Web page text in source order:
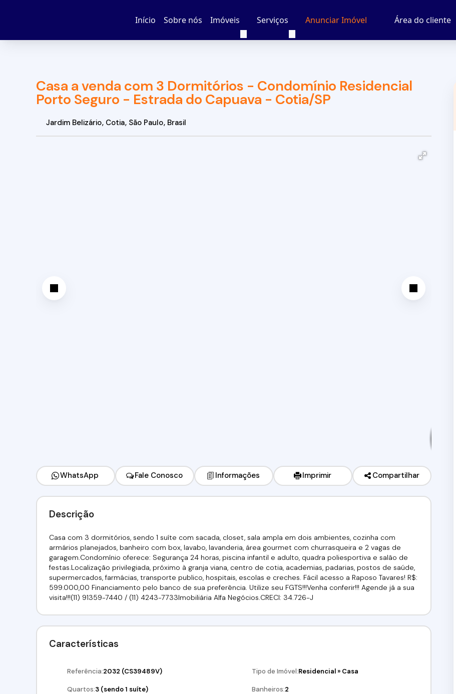
Área do cliente
Anunciar Imóvel
Serviços
Imóveis
Sobre nós
Início
Casa a venda com 3 Dormitórios - Condomínio Residencial
Porto Seguro - Estrada do Capuava - Cotia/SP
Jardim Belizário, Cotia, São Paulo, Brasil
WhatsApp Fale Conosco Informações Imprimir Compartilhar
Descrição
Casa com 3 dormitórios, sendo 1 suíte com sacada, closet, sala ampla em dois ambientes, cozinha com
armários planejados, banheiro com box, lavabo, lavanderia, área gourmet com churrasqueira e 2 vagas de
garagem.Condomínio oferece: Segurança 24 horas, piscina infantil e adulto, quadra poliesportiva e salão de
festas.Localização privilegiada, próximo à granja viana, centro de cotia, academias, padarias, postos de saúde,
supermercados, farmácias, transporte publico, hospitais, escolas e creches. Fácil acesso a Raposo Tavares! R$:
599.000,00 Financiamento pelo banco de sua preferência. Utilize seu FGTS!!!Venha conferir!!! Agende já a sua
visita!!!(11) 91359-7440 / (11) 4243-7733Imobiliária Alfa Negócios.CRECI: 34.726-J
Características
Referência:2032 (CS39489V) Tipo de Imóvel:Residencial» Casa
Quartos:3 (sendo 1 suíte) Banheiros:2